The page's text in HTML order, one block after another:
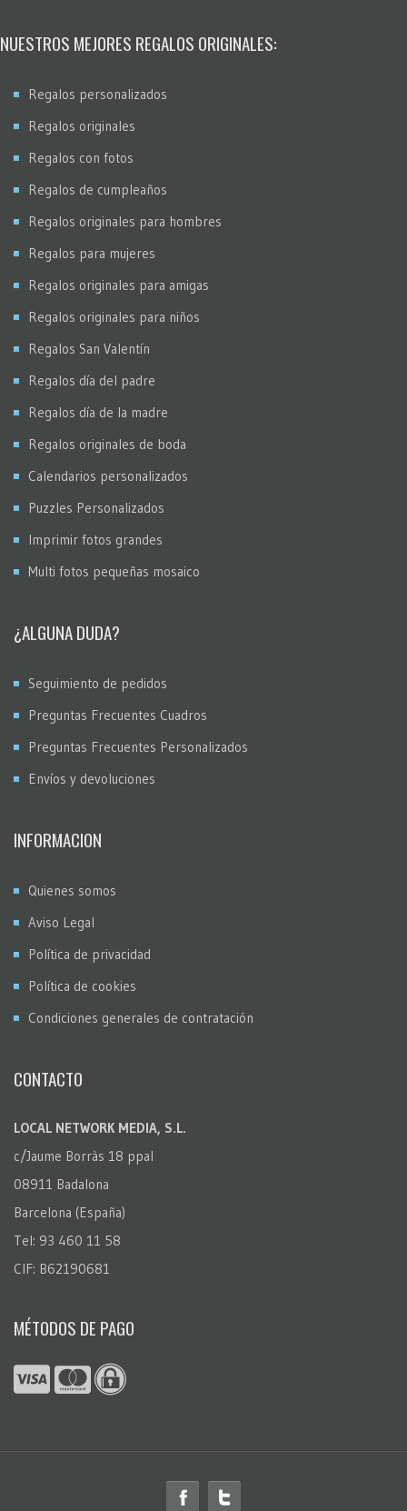
NUESTROS MEJORES REGALOS ORIGINALES:
Regalos personalizados
Regalos originales
Regalos con fotos
Regalos de cumpleaños
Regalos originales para hombres
Regalos para mujeres
Regalos originales para amigas
Regalos originales para niños
Regalos San Valentín
Regalos día del padre
Regalos día de la madre
Regalos originales de boda
Calendarios personalizados
Puzzles Personalizados
Imprimir fotos grandes
Multi fotos pequeñas mosaico
¿ALGUNA DUDA?
Seguimiento de pedidos
Preguntas Frecuentes Cuadros
Preguntas Frecuentes Personalizados
Envíos y devoluciones
INFORMACION
Quienes somos
Aviso Legal
Política de privacidad
Política de cookies
Condiciones generales de contratación
CONTACTO
LOCAL NETWORK MEDIA, S.L.
c/Jaume Borràs 18 ppal
08911 Badalona
Barcelona (España)
Tel: 93 460 11 58
CIF: B62190681
MÉTODOS DE PAGO